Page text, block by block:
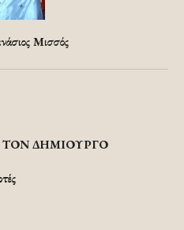
Μισσός
ΤΟΝ ΔΗΜΙΟΥΡΓΟ